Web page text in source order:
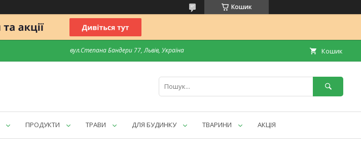
Кошик
вул.Степана Бандери 77, Львів, Україна Кошик
ПРОДУКТИ ТРАВИ ДЛЯ БУДИНКУ ТВАРИНИ АКЦІЯ